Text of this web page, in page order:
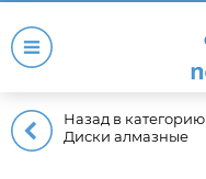
Назад в категорию
Диски алмазные